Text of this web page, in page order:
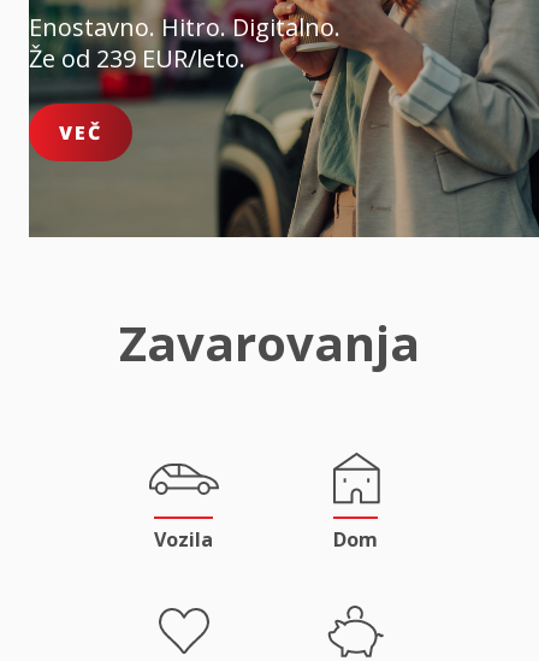
Enostavno. Hitro. Digitalno.
Že od 239 EUR/leto.
VEČ
Zavarovanja
Vozila Dom